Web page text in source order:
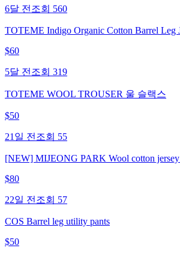
6달 전 조회 560
TOTEME Indigo Organic Cotton Barrel Leg
$60
5달 전 조회 319
TOTEME WOOL TROUSER 울 슬랙스
$50
21일 전 조회 55
[NEW] MIJEONG PARK Wool cotton jersey
$80
22일 전 조회 57
COS Barrel leg utility pants
$50